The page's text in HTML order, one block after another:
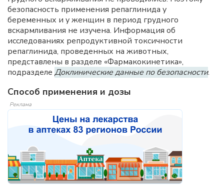
безопасность применения репаглинида у
беременных и у женщин в период грудного
вскармливания не изучена. Информация об
исследованиях репродуктивной токсичности
репаглинида, проведенных на животных,
представлены в разделе «Фармакокинетика»,
подразделе Доклинические данные по безопасности.
Способ применения и дозы
Реклама